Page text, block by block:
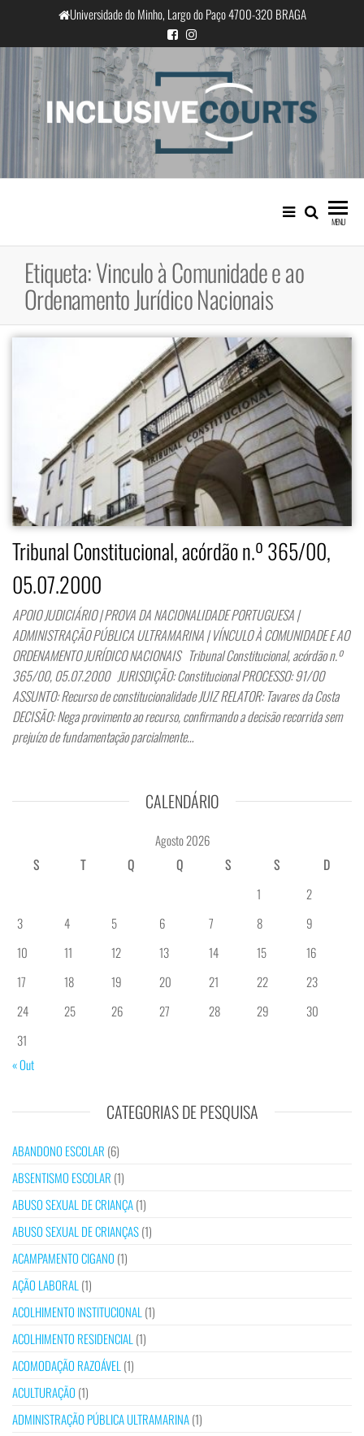
o
conteúdo
Universidade do Minho, Largo do Paço 4700-320 BRAGA
InclusiveCourts
Igualdade e diferença cultural na
prática judicial portuguesa
MENU
Etiqueta:Vinculo à Comunidade e ao
Ordenamento Jurídico Nacionais
Tribunal Constitucional, acórdão n.º 365/00,
05.07.2000
APOIO JUDICIÁRIO | PROVA DA NACIONALIDADE PORTUGUESA |
ADMINISTRAÇÃO PÚBLICA ULTRAMARINA | VÍNCULO À COMUNIDADE E AO
ORDENAMENTO JURÍDICO NACIONAIS Tribunal Constitucional, acórdão n.º
365/00, 05.07.2000 JURISDIÇÃO: Constitucional PROCESSO: 91/00
ASSUNTO: Recurso de constitucionalidade JUIZ RELATOR: Tavares da Costa
DECISÃO: Nega provimento ao recurso, confirmando a decisão recorrida sem
prejuízo de fundamentação parcialmente…
CALENDÁRIO
Agosto 2026
S
T Q Q S S
D
1
2
3
4 5 6 7 8
9
10
11 12 13 14 15
16
17
18 19 20 21 22
23
24
25 26 27 28 29
30
31
« Out
CATEGORIAS DE PESQUISA
ABANDONO ESCOLAR (6)
ABSENTISMO ESCOLAR (1)
ABUSO SEXUAL DE CRIANÇA(1)
ABUSO SEXUAL DE CRIANÇAS(1)
ACAMPAMENTO CIGANO (1)
AÇÃO LABORAL (1)
ACOLHIMENTO INSTITUCIONAL (1)
ACOLHIMENTO RESIDENCIAL (1)
ACOMODAÇÃO RAZOÁVEL (1)
ACULTURAÇÃO (1)
ADMINISTRAÇÃO PÚBLICA ULTRAMARINA(1)